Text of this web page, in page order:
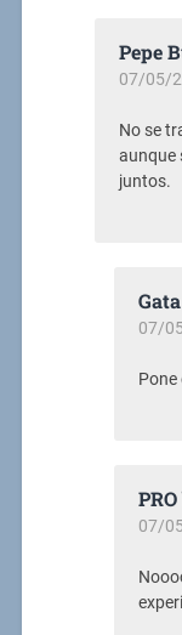
Pepe
07/05/
No se
aunque
juntos.
07/
07/